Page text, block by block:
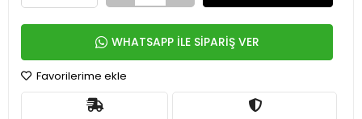
WHATSAPP İLE SİPARİŞ VER
Favorilerime ekle